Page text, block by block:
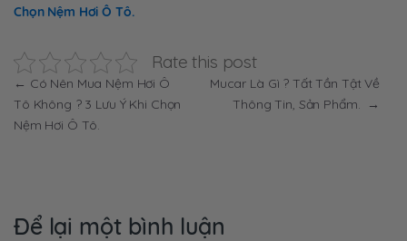
Chọn Nệm Hơi Ô Tô.
Rate this post
Điều
hướng
← Có Nên Mua Nệm Hơi Ô
Tô Không ? 3 Lưu Ý Khi Chọn
Nệm Hơi Ô Tô.
Mucar Là Gì ? Tất Tần Tật Về
Thông Tin, Sản Phẩm.
→
Để lại một bình luận